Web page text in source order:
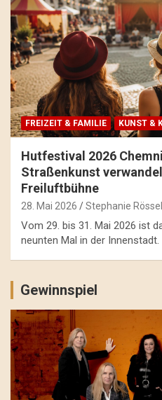
FREIZEIT & FAMILIE KUNST &
Hutfestival 2026
Straßenkunst
Freiluftbühne
28. Mai 2026 Stephanie Rössel
Vom 29. bis 31. Mai 2026 ist
neunten Mal in der Innenstadt.
Gewinnspiel